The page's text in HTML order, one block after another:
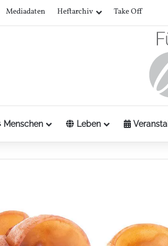
Mediadaten Heftarchiv Take Off
Menschen Leben